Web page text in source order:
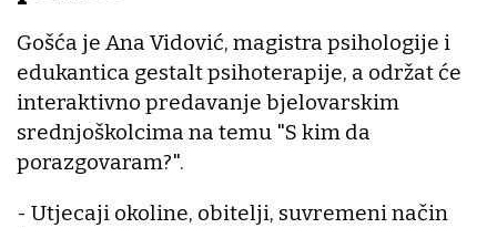
Gošća je Ana Vidović, magistra psihologije i
edukantica gestalt psihoterapije, a održat će
interaktivno predavanje bjelovarskim
srednjoškolcima na temu "S kim da
porazgovaram?".
- Utjecaji okoline, obitelji, suvremeni način